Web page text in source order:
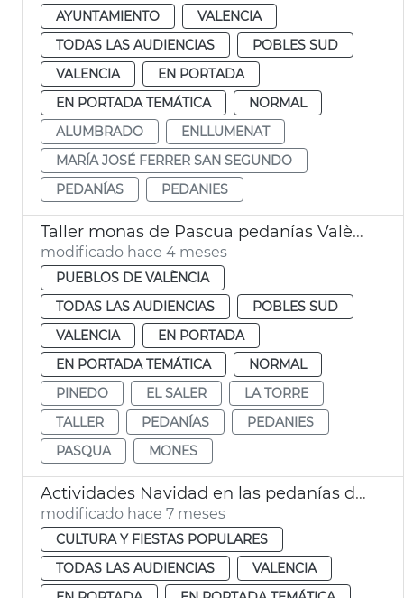
AYUNTAMIENTO
VALENCIA
TODAS LAS AUDIENCIAS
POBLES SUD
VALENCIA
EN PORTADA
EN PORTADA TEMÁTICA
NORMAL
ALUMBRADO
ENLLUMENAT
MARÍA JOSÉ FERRER SAN SEGUNDO
PEDANÍAS
PEDANIES
Taller monas de Pascua pedanías València
modificado hace 4 meses
PUEBLOS DE VALÈNCIA
TODAS LAS AUDIENCIAS
POBLES SUD
VALENCIA
EN PORTADA
EN PORTADA TEMÁTICA
NORMAL
PINEDO
EL SALER
LA TORRE
TALLER
PEDANÍAS
PEDANIES
PASQUA
MONES
Actividades Navidad en las pedanías de València
modificado hace 7 meses
CULTURA Y FIESTAS POPULARES
TODAS LAS AUDIENCIAS
VALENCIA